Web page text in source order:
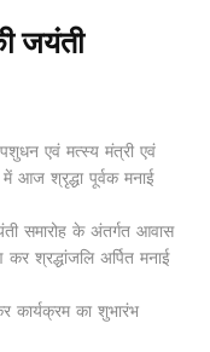
जयंती
पशुधन एवं मत्स्य मंत्री एवं
आज श्रृद्धा पूर्वक मनाई
समारोह के अंतर्गत आवास
कर श्रद्धांजलि अर्पित मनाई
कार्यक्रम का शुभारंभ